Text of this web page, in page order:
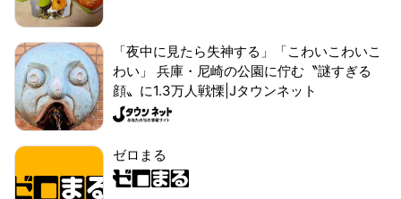
「夜中に見たら失神する」「こわいこわいこ
わい」 兵庫・尼崎の公園に佇む〝謎すぎる
顔〟に1.3万人戦慄|Jタウンネット
ゼロまる